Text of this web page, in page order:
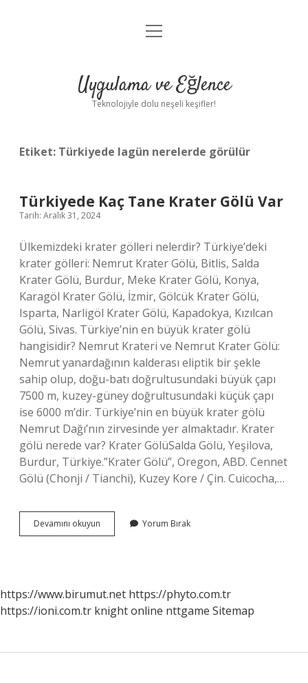
Anasayfa
Yasal Uyarı
menüyü
Uygulama ve Eğlence
Teknolojiyle dolu neşeli keşifler!
Etiket: Türkiyede lagün nerelerde görülür
Türkiyede Kaç Tane Krater Gölü Var
Tarih: Aralık 31, 2024
Ülkemizdeki krater gölleri nelerdir? Türkiye’deki
krater gölleri: Nemrut Krater Gölü, Bitlis, Salda
Krater Gölü, Burdur, Meke Krater Gölü, Konya,
Karagöl Krater Gölü, İzmir, Gölcük Krater Gölü,
Isparta, Narligöl Krater Gölü, Kapadokya, Kızılcan
Gölü, Sivas. Türkiye’nin en büyük krater gölü
hangisidir? Nemrut Krateri ve Nemrut Krater Gölü:
Nemrut yanardağının kalderası eliptik bir şekle
sahip olup, doğu-batı doğrultusundaki büyük çapı
7500 m, kuzey-güney doğrultusundaki küçük çapı
ise 6000 m’dir. Türkiye’nin en büyük krater gölü
Nemrut Dağı’nın zirvesinde yer almaktadır. Krater
gölü nerede var? Krater GölüSalda Gölü, Yeşilova,
Burdur, Türkiye.”Krater Gölü”, Oregon, ABD. Cennet
Gölü (Chonji / Tianchi), Kuzey Kore / Çin. Cuicocha,…
Devamını okuyun Türkiyede
Kaç
Yorum Bırak
https://www.birumut.net https://phyto.com.tr
https://ioni.com.tr knight online nttgame Sitemap